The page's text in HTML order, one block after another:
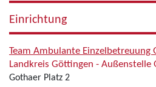
Einrichtung
Team Ambulante Einzelbetreuung
Landkreis Göttingen - Außenstelle
Gothaer Platz 2